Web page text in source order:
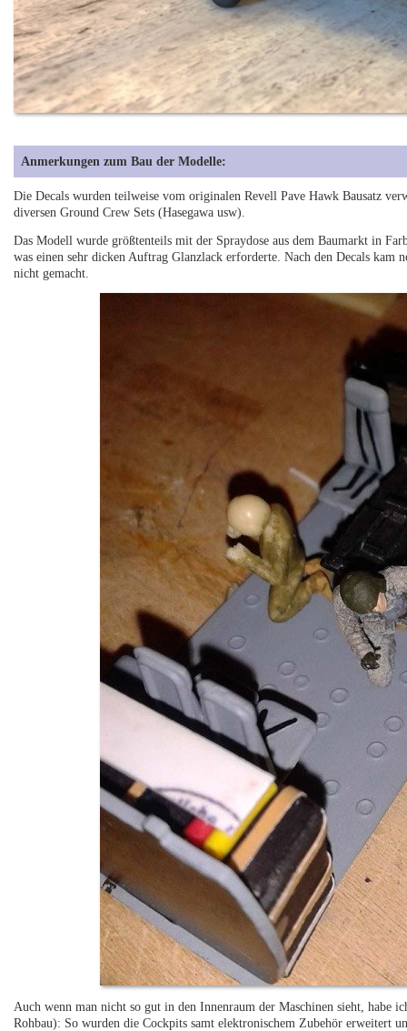
Anmerkungen zum Bau der Modelle:
Die Decals wurden teilweise vom originalen Revell Pave Hawk Bausatz
diversen Ground Crew Sets (Hasegawa usw).
Das Modell wurde größtenteils mit der Spraydose aus dem Baumarkt in
was einen sehr dicken Auftrag Glanzlack erforderte. Nach den Decals
nicht gemacht.
Auch wenn man nicht so gut in den Innenraum der Maschinen sieht, habe
Rohbau): So wurden die Cockpits samt elektronischem Zubehör erweitert